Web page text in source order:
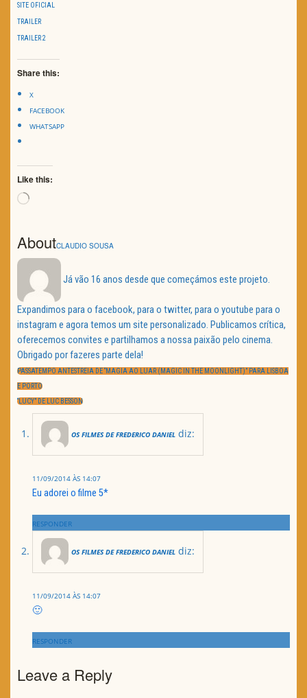
SITE OFICIAL
TRAILER
TRAILER 2
Share this:
X
FACEBOOK
WHATSAPP
Like this:
Loading…
AboutCLAUDIO SOUSA
Já vão 16 anos desde que começámos este projeto.
Expandimos para o facebook, para o twitter, para o youtube para o
instagram e agora temos um site personalizado. Publicamos crítica,
oferecemos convites e partilhamos a nossa paixão pelo cinema.
Obrigado por fazeres parte dela!
Navegação
de
artigos
PREVIOUS
POST:
PASSATEMPO ANTESTREIA DE “MAGIA AO LUAR (MAGIC IN THE MOONLIGHT)” PARA LISBOA
E PORTO
NEXT
POST:
“LUCY” DE LUC BESSON
OS FILMES DE FREDERICO DANIEL diz:
11/09/2014 ÀS 14:07
Eu adorei o filme 5*
RESPONDER
OS FILMES DE FREDERICO DANIEL diz:
11/09/2014 ÀS 14:07
🙂
RESPONDER
Leave a Reply